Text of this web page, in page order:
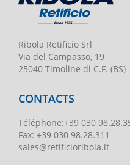
Ribola Retificio Srl
Via del Campasso, 19
25040 Timoline di C.F. (BS)
CONTACTS
Téléphone:+39 030
Fax: +39 030 98.28.311
sales@retificioribola.it